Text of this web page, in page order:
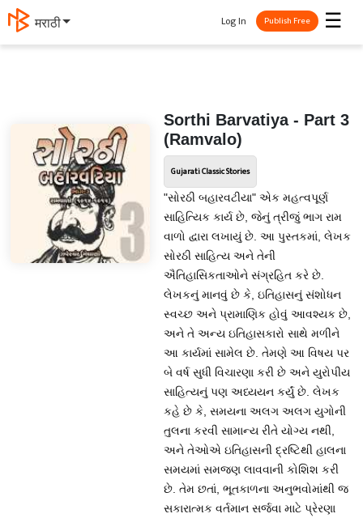
मराठी ☰
Log In Publish Free
Sorthi Barvatiya - Part 3
(Ramvalo)
Gujarati Classic Stories
"સોરઠી બહારવટીયા" એક મહત્વપૂર્ણ
સાહિત્યિક કાર્ય છે, જેનું ત્રીજું ભાગ રામ
વાળો દ્વારા લખાયું છે. આ પુસ્તકમાં, લેખક
સોરઠી સાહિત્ય અને તેની
ઐતિહાસિકતાઓને સંગ્રહિત કરે છે.
લેખકનું માનવું છે કે, ઇતિહાસનું સંશોધન
સ્વચ્છ અને પ્રામાણિક હોવું આવશ્યક છે,
અને તે અન્ય ઇતિહાસકારો સાથે મળીને
આ કાર્યમાં સામેલ છે. તેમણે આ વિષય પર
બે વર્ષ સુધી વિચારણા કરી છે અને યુરોપીય
સાહિત્યનું પણ અધ્યયન કર્યું છે. લેખક
કહે છે કે, સમયના અલગ અલગ યુગોની
તુલના કરવી સામાન્ય રીતે યોગ્ય નથી,
અને તેઓએ ઇતિહાસની દ્રષ્ટિથી હાલના
સમયમાં સમજણ લાવવાની કોશિશ કરી
છે. તેમ છતાં, ભૂતકાળના અનુભવોમાંથી જ
સકારાત્મક વર્તમાન સર્જવા માટે પ્રેરણા